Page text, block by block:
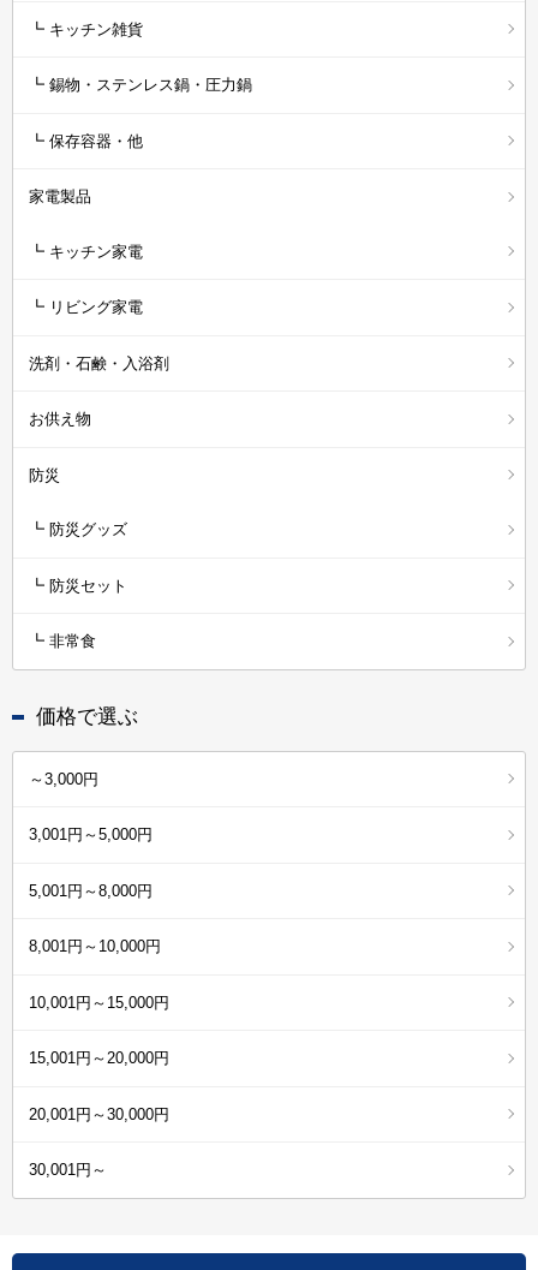
┗ キッチン雑貨
┗ 錫物・ステンレス鍋・圧力鍋
┗ 保存容器・他
家電製品
┗ キッチン家電
┗ リビング家電
洗剤・石鹸・入浴剤
お供え物
防災
┗ 防災グッズ
┗ 防災セット
┗ 非常食
価格で選ぶ
～3,000円
3,001円～5,000円
5,001円～8,000円
8,001円～10,000円
10,001円～15,000円
15,001円～20,000円
20,001円～30,000円
30,001円～